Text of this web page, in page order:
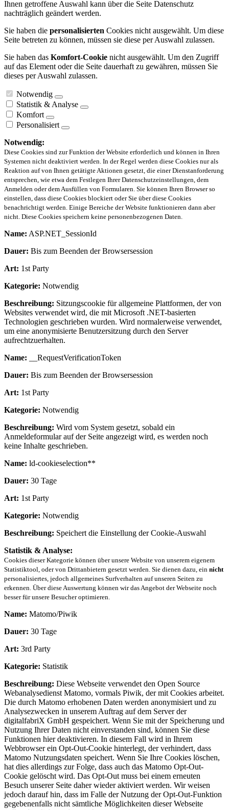
Ihnen getroffene Auswahl kann über die Seite Datenschutz
nachträglich geändert werden.
Sie haben die personalisierten Cookies nicht ausgewählt. Um diese
Seite betreten zu können, müssen sie diese per Auswahl zulassen.
Sie haben das Komfort-Cookie nicht ausgewählt. Um den Zugriff
auf das Element oder die Seite dauerhaft zu gewähren, müssen Sie
dieses per Auswahl zulassen.
Notwendig
Statistik & Analyse
Komfort
Personalisiert
Notwendig:
Diese Cookies sind zur Funktion der Website erforderlich und können in Ihren
Systemen nicht deaktiviert werden. In der Regel werden diese Cookies nur als
Reaktion auf von Ihnen getätigte Aktionen gesetzt, die einer Dienstanforderung
entsprechen, wie etwa dem Festlegen Ihrer Datenschutzeinstellungen, dem
Anmelden oder dem Ausfüllen von Formularen. Sie können Ihren Browser so
einstellen, dass diese Cookies blockiert oder Sie über diese Cookies
benachrichtigt werden. Einige Bereiche der Website funktionieren dann aber
nicht. Diese Cookies speichern keine personenbezogenen Daten.
Name: ASP.NET_SessionId
Dauer: Bis zum Beenden der Browsersession
Art: 1st Party
Kategorie: Notwendig
Beschreibung: Sitzungscookie für allgemeine Plattformen, der von
Websites verwendet wird, die mit Microsoft .NET-basierten
Technologien geschrieben wurden. Wird normalerweise verwendet,
um eine anonymisierte Benutzersitzung durch den Server
aufrechtzuerhalten.
Name: __RequestVerificationToken
Dauer: Bis zum Beenden der Browsersession
Art: 1st Party
Kategorie: Notwendig
Beschreibung: Wird vom System gesetzt, sobald ein
Anmeldeformular auf der Seite angezeigt wird, es werden noch
keine Inhalte geschrieben.
Name: ld-cookieselection**
Dauer: 30 Tage
Art: 1st Party
Kategorie: Notwendig
Beschreibung: Speichert die Einstellung der Cookie-Auswahl
Statistik & Analyse:
Cookies dieser Kategorie können über unsere Website von unserem eigenem
Statistiktool, oder von Drittanbietern gesetzt werden. Sie dienen dazu, ein nicht
personalisiertes, jedoch allgemeines Surfverhalten auf unseren Seiten zu
erkennen. Über diese Auswertung können wir das Angebot der Webseite noch
besser für unsere Besucher optimieren.
Name: Matomo/Piwik
Dauer: 30 Tage
Art: 3rd Party
Kategorie: Statistik
Beschreibung: Diese Webseite verwendet den Open Source
Webanalysedienst Matomo, vormals Piwik, der mit Cookies arbeitet.
Die durch Matomo erhobenen Daten werden anonymisiert und zu
Analysezwecken in unserem Auftrag auf dem Server der
digitalfabriX GmbH gespeichert. Wenn Sie mit der Speicherung und
Nutzung Ihrer Daten nicht einverstanden sind, können Sie diese
Funktionen hier deaktivieren. In diesem Fall wird in Ihrem
Webbrowser ein Opt-Out-Cookie hinterlegt, der verhindert, dass
Matomo Nutzungsdaten speichert. Wenn Sie Ihre Cookies löschen,
hat dies allerdings zur Folge, dass auch das Matomo Opt-Out-
Cookie gelöscht wird. Das Opt-Out muss bei einem erneuten
Besuch unserer Seite daher wieder aktiviert werden. Wir weisen
jedoch darauf hin, dass im Falle der Nutzung der Opt-Out-Funktion
gegebenenfalls nicht sämtliche Möglichkeiten dieser Webseite